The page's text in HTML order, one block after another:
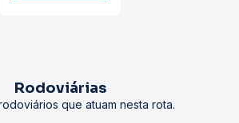
Rodoviárias
que atuam nesta rota.